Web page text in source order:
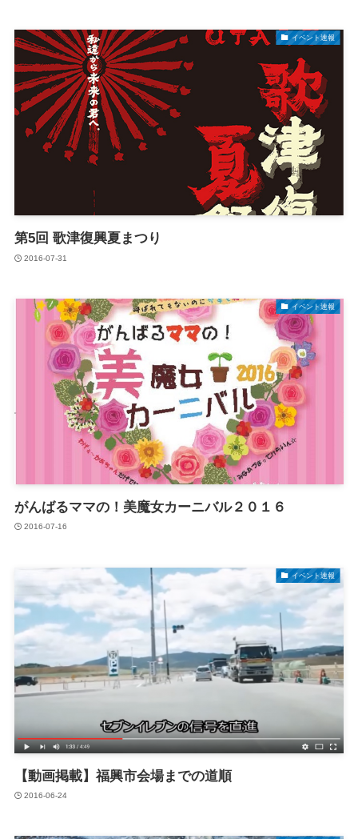
イベント速報
第5回 歌津復興夏まつり
2016-07-31
イベント速報
がんばるママの！美魔女カーニバル２０１６
2016-07-16
イベント速報
【動画掲載】福興市会場までの道順
2016-06-24